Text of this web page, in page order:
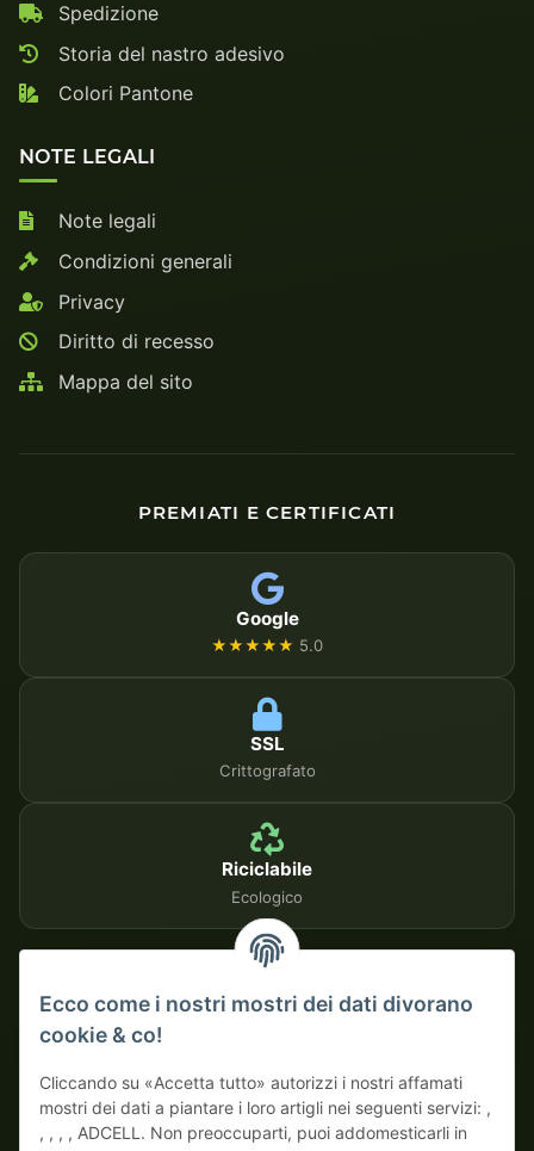
Spedizione
Storia del nastro adesivo
Colori Pantone
NOTE LEGALI
Note legali
Condizioni generali
Privacy
Diritto di recesso
Mappa del sito
PREMIATI E CERTIFICATI
Google
★★★★★ 5.0
SSL
Crittografato
Riciclabile
Ecologico
Su fattura
Ecco come i nostri mostri dei dati divorano
cookie & co!
Cliccando su «Accetta tutto» autorizzi i nostri affamati
mostri dei dati a piantare i loro artigli nei seguenti servizi: ,
, , , , ADCELL. Non preoccuparti, puoi addomesticarli in